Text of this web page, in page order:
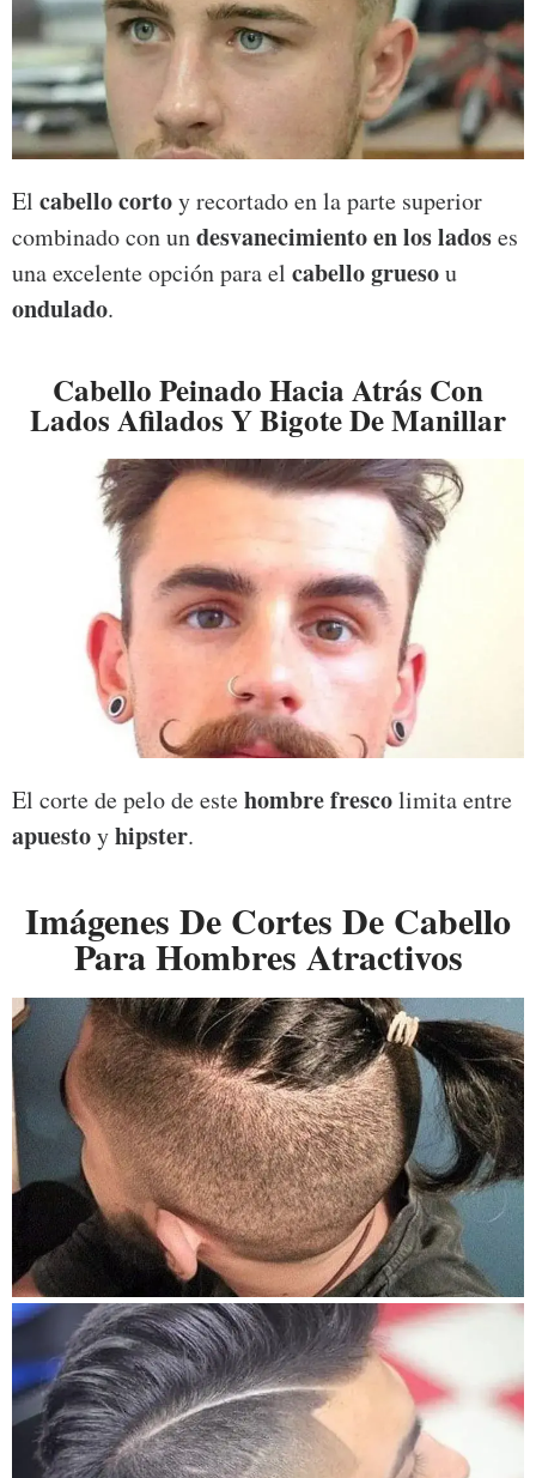
El cabello cortoy recortado en la parte superior
combinado con undesvanecimiento en los ladoses
una excelente opción para el cabello gruesou
ondulado.
Cabello Peinado Hacia Atrás Con
Lados Afilados Y Bigote De Manillar
El corte de pelo de estehombre frescolimita entre
apuestoyhipster.
Imágenes De Cortes De Cabello
Para Hombres Atractivos